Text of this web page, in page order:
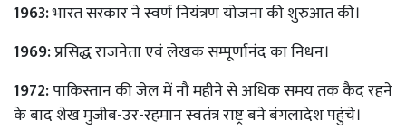
1963:भारत सरकार ने स्वर्ण नियंत्रण योजना की शुरुआत की।
1969:प्रसिद्ध राजनेता एवं लेखक सम्पूर्णानंद का निधन।
1972:पाकिस्तान की जेल में नौ महीने से अधिक समय तक कैद रहने
के बाद शेख मुजीब-उर-रहमान स्वतंत्र राष्ट्र बने बंगलादेश पहुंचे।